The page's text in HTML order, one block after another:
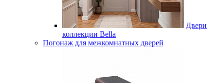
Двери
коллекции Bella
Погонаж для межкомнатных дверей